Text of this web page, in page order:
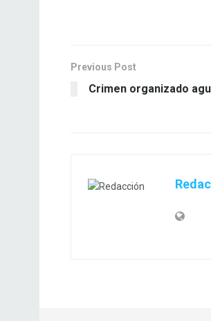
Previous Post
Crimen organizado